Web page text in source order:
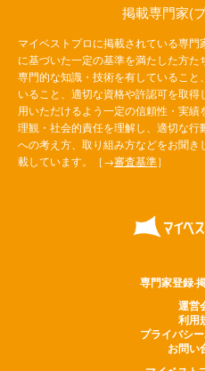
掲載専門家(
マイベストプロに掲載されている専
に基づいた一定の基準を満たした方
専門的な知識・技術を有しているこ
いること、適切な資格や許認可を取
用いただけるよう一定の信頼性・実
理観・社会的責任を理解し、適切な
への考え方、取り組み方などをお聞
載しています。［→審査基準］
専門家登録·
運営
利用
プライバシ
お問い